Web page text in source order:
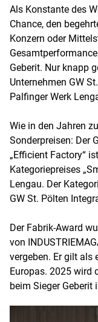
Als Konstante des
Chance, den
Konzern oder
Geberit. Nur knapp
Unternehmen GW
Palfinger Werk
Wie in den Jahren
Sonderpreisen: Der
„Efficient Factory“
Kategoriepreises
Lengau. Der
GW St. Pölten
Der Fabrik-Award
von
vergeben. Er gilt als
Europas. 2025 wird
beim Sieger Geberit